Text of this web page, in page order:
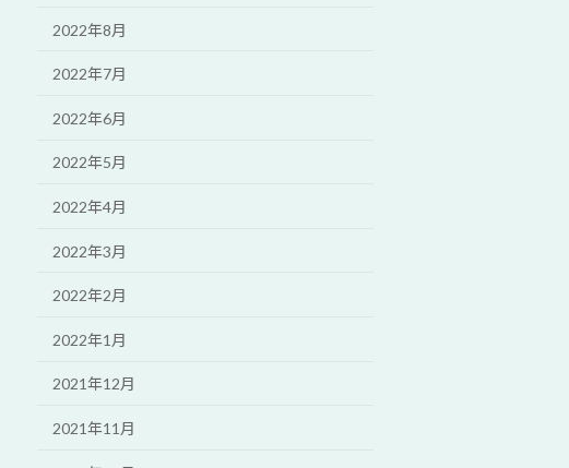
2022年8月
2022年7月
2022年6月
2022年5月
2022年4月
2022年3月
2022年2月
2022年1月
2021年12月
2021年11月